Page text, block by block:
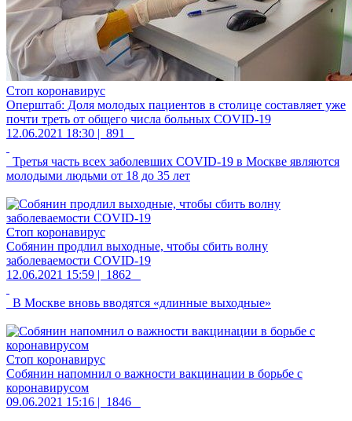
Стоп коронавирус
Оперштаб: Доля молодых пациентов в столице составляет уже
почти треть от общего числа больных COVID-19
12.06.2021 18:30 | 891
Третья часть всех заболевших COVID-19 в Москве являются
молодыми людьми от 18 до 35 лет
Стоп коронавирус
Собянин продлил выходные, чтобы сбить волну
заболеваемости COVID-19
12.06.2021 15:59 | 1862
В Москве вновь вводятся «длинные выходные»
Стоп коронавирус
Собянин напомнил о важности вакцинации в борьбе с
коронавирусом
09.06.2021 15:16 | 1846